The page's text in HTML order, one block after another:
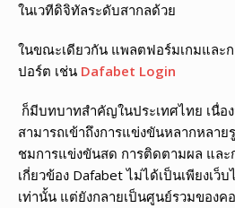
ในเวทีดิจิทัลระดับสากลด้วย
ในขณะเดียวกัน แพลตฟอร์มเกมและ
ปอร์ต เช่น Dafabet Login
ก็มีบทบาทสำคัญในประเทศไทย เนื่อ
สามารถเข้าถึงการแข่งขันหลากหลา
ชมการแข่งขันสด การติดตามผล และ
เกี่ยวข้อง Dafabet ไม่ได้เป็นเพียงเว็
เท่านั้น แต่ยังกลายเป็นศูนย์รวมของค